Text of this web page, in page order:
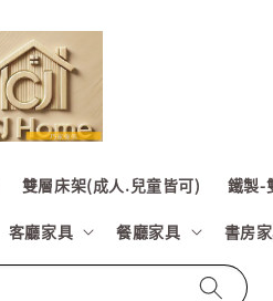
雙層床架(成人.兒童皆可) 鐵製-
客廳家具 餐廳家具 書房